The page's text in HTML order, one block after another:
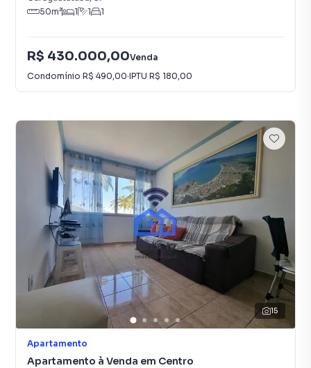
50m² 1 1 1
R$ 430.000,00Venda
Condomínio R$ 490,00·IPTU R$ 180,00
15
Apartamento
Apartamento à Venda em Centro